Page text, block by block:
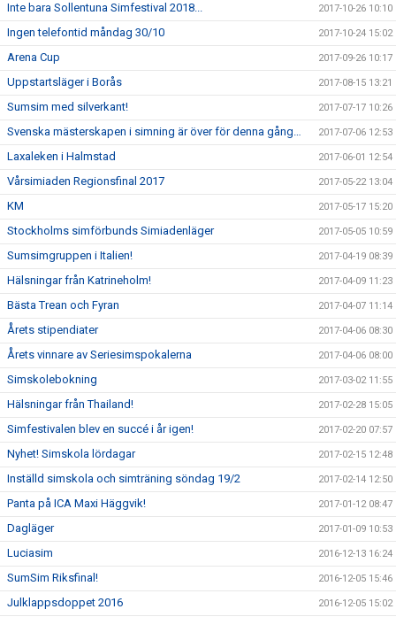
Inte bara Sollentuna Simfestival 2018... 2017-10-26 10:10
Ingen telefontid måndag 30/10 2017-10-24 15:02
Arena Cup 2017-09-26 10:17
Uppstartsläger i Borås 2017-08-15 13:21
Sumsim med silverkant! 2017-07-17 10:26
Svenska mästerskapen i simning är över för denna gång… 2017-07-06 12:53
Laxaleken i Halmstad 2017-06-01 12:54
Vårsimiaden Regionsfinal 2017 2017-05-22 13:04
KM 2017-05-17 15:20
Stockholms simförbunds Simiadenläger 2017-05-05 10:59
Sumsimgruppen i Italien! 2017-04-19 08:39
Hälsningar från Katrineholm! 2017-04-09 11:23
Bästa Trean och Fyran 2017-04-07 11:14
Årets stipendiater 2017-04-06 08:30
Årets vinnare av Seriesimspokalerna 2017-04-06 08:00
Simskolebokning 2017-03-02 11:55
Hälsningar från Thailand! 2017-02-28 15:05
Simfestivalen blev en succé i år igen! 2017-02-20 07:57
Nyhet! Simskola lördagar 2017-02-15 12:48
Inställd simskola och simträning söndag 19/2 2017-02-14 12:50
Panta på ICA Maxi Häggvik! 2017-01-12 08:47
Dagläger 2017-01-09 10:53
Luciasim 2016-12-13 16:24
SumSim Riksfinal! 2016-12-05 15:46
Julklappsdoppet 2016 2016-12-05 15:02